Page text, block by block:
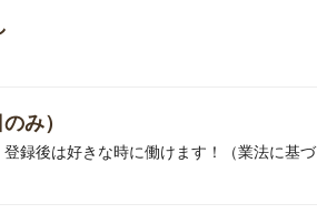
み）
登録後は好きな時に働けます！（業法に基づ